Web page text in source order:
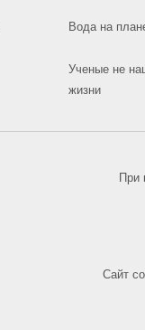
Вода на
Ученые не
жизни
При
Сайт